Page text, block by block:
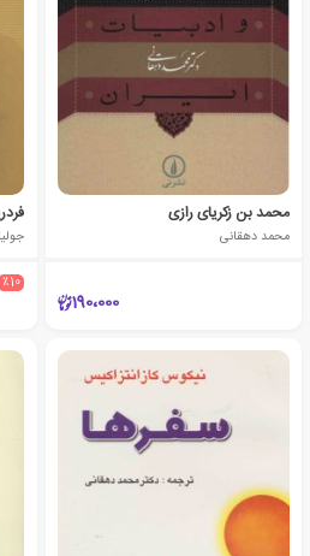
محمد بن زکریای رازی
محمد دهقانی
190،000
٪10